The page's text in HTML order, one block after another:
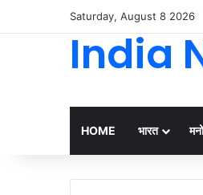
Saturday, August 8 2026
India
HOME भारत